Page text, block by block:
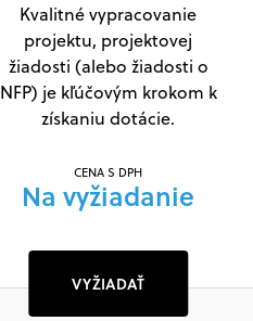
Kvalitné vypracovanie
projektu, projektovej
žiadosti (alebo žiadosti o
NFP) je kľúčovým krokom k
získaniu dotácie.
CENA S DPH
Na vyžiadanie
VYŽIADAŤ